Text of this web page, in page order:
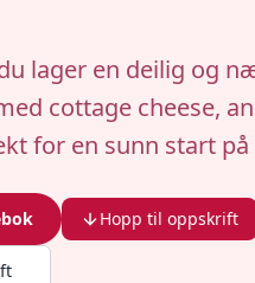
lager en deilig og
cottage cheese,
for en sunn start på
Hopp til oppskrift